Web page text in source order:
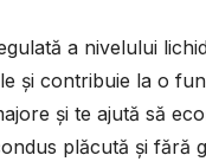
a nivelului
și contribuie la o
și te ajută să
plăcută și fără